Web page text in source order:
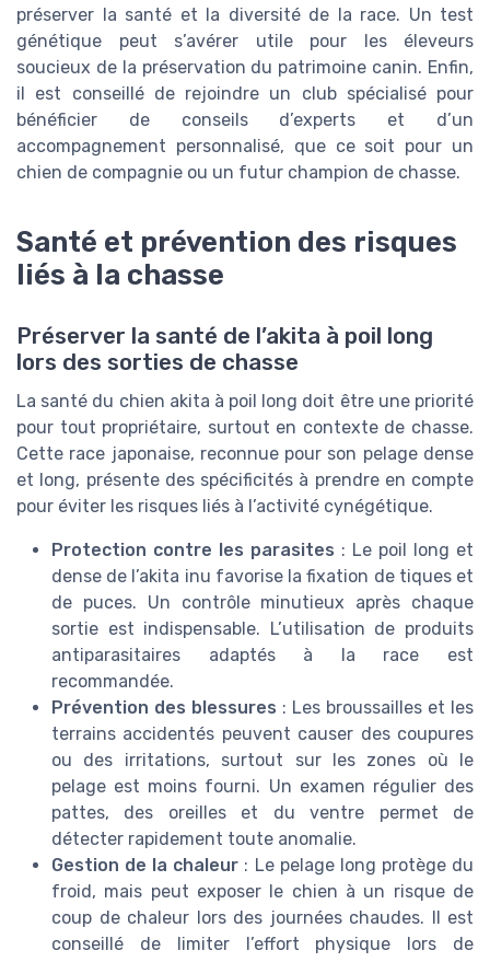
préserver la santé et la diversité de la race. Un test
génétique peut s’avérer utile pour les éleveurs
soucieux de la préservation du patrimoine canin. Enfin,
il est conseillé de rejoindre un club spécialisé pour
bénéficier de conseils d’experts et d’un
accompagnement personnalisé, que ce soit pour un
chien de compagnie ou un futur champion de chasse.
Santé et prévention des risques
liés à la chasse
Préserver la santé de l’akita à poil long
lors des sorties de chasse
La santé du chien akita à poil long doit être une priorité
pour tout propriétaire, surtout en contexte de chasse.
Cette race japonaise, reconnue pour son pelage dense
et long, présente des spécificités à prendre en compte
pour éviter les risques liés à l’activité cynégétique.
Protection contre les parasites : Le poil long et
dense de l’akita inu favorise la fixation de tiques et
de puces. Un contrôle minutieux après chaque
sortie est indispensable. L’utilisation de produits
antiparasitaires adaptés à la race est
recommandée.
Prévention des blessures : Les broussailles et les
terrains accidentés peuvent causer des coupures
ou des irritations, surtout sur les zones où le
pelage est moins fourni. Un examen régulier des
pattes, des oreilles et du ventre permet de
détecter rapidement toute anomalie.
Gestion de la chaleur : Le pelage long protège du
froid, mais peut exposer le chien à un risque de
coup de chaleur lors des journées chaudes. Il est
conseillé de limiter l’effort physique lors de